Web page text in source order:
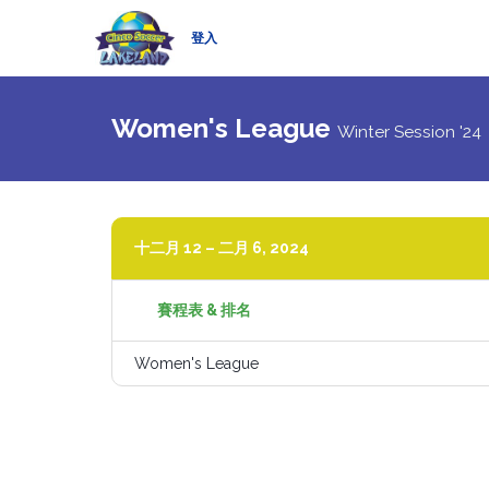
登入
Women's League Winter Session '24
十二月 12 – 二月 6, 2024
賽程表 & 排名
Women's League